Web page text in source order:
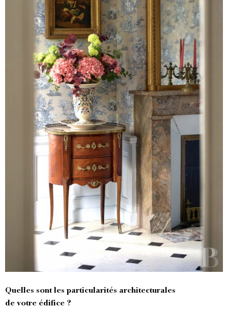
Quelles sont les particularités architecturales
de votre édifice ?